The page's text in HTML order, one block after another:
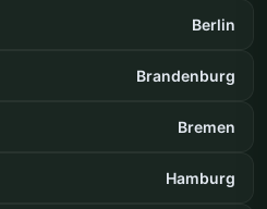
Berlin
Brandenburg
Bremen
Hamburg